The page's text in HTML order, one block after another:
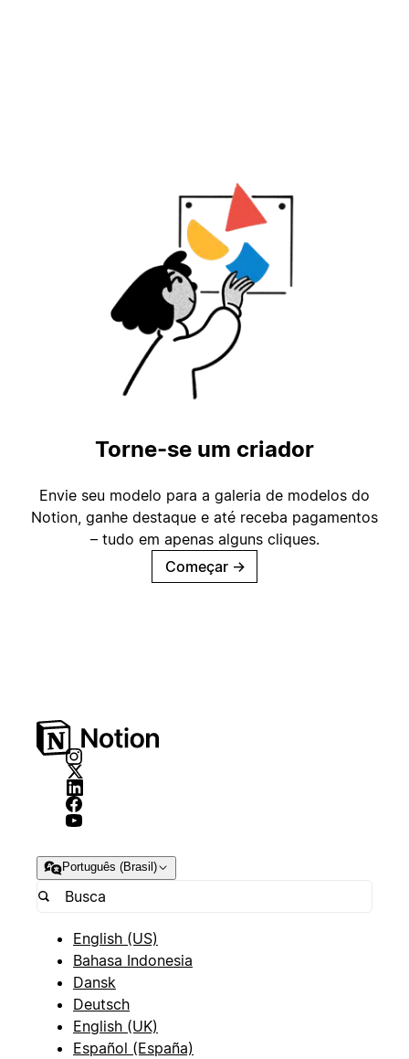
Torne-se um criador
Envie seu modelo para a galeria de modelos do
Notion, ganhe destaque e até receba pagamentos
– tudo em apenas alguns cliques.
Começar →
Português (Brasil)
English (US)
Bahasa Indonesia
Dansk
Deutsch
English (UK)
Español (España)